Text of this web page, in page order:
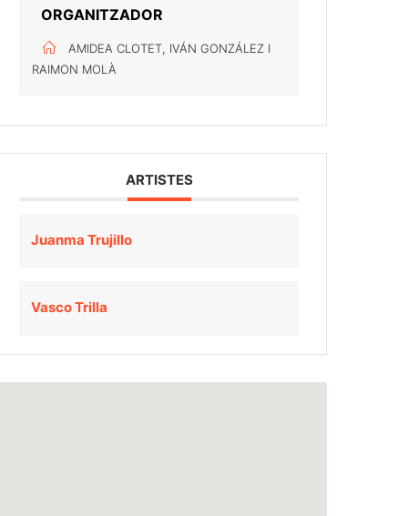
ORGANITZADOR
AMIDEA CLOTET, IVÁN GONZÁLEZ I
RAIMON MOLÀ
ARTISTES
Juanma Trujillo
Vasco Trilla